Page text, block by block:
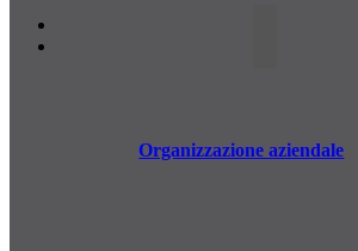
Organizzazione aziendale